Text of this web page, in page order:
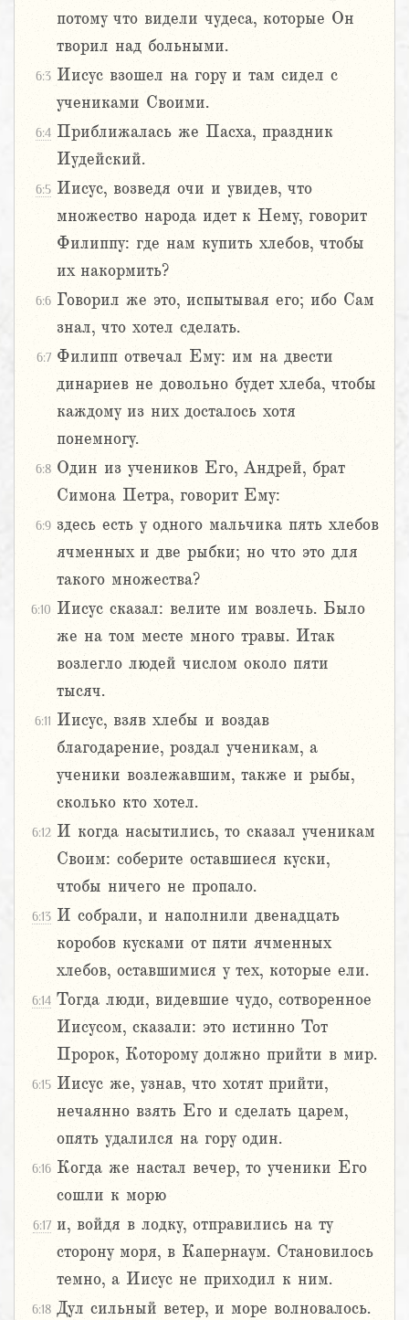
потому что видели чудеса, которые Он
творил над больными.
6:3 Иисус взошел на гору и там сидел с
учениками Своими.
6:4 Приближалась же Пасха, праздник
Иудейский.
6:5 Иисус, возведя очи и увидев, что
множество народа идет к Нему, говорит
Филиппу: где нам купить хлебов, чтобы
их накормить?
6:6 Говорил же это, испытывая его; ибо Сам
знал, что хотел сделать.
6:7 Филипп отвечал Ему: им на двести
динариев не довольно будет хлеба, чтобы
каждому из них досталось хотя
понемногу.
6:8 Один из учеников Его, Андрей, брат
Симона Петра, говорит Ему:
6:9 здесь есть у одного мальчика пять хлебов
ячменных и две рыбки; но что это для
такого множества?
6:10 Иисус сказал: велите им возлечь. Было
же на том месте много травы. Итак
возлегло людей числом около пяти
тысяч.
6:11 Иисус, взяв хлебы и воздав
благодарение, роздал ученикам, а
ученики возлежавшим, также и рыбы,
сколько кто хотел.
6:12 И когда насытились, то сказал ученикам
Своим: соберите оставшиеся куски,
чтобы ничего не пропало.
6:13 И собрали, и наполнили двенадцать
коробов кусками от пяти ячменных
хлебов, оставшимися у тех, которые ели.
6:14 Тогда люди, видевшие чудо, сотворенное
Иисусом, сказали: это истинно Тот
Пророк, Которому должно прийти в мир.
6:15 Иисус же, узнав, что хотят прийти,
нечаянно взять Его и сделать царем,
опять удалился на гору один.
6:16 Когда же настал вечер, то ученики Его
сошли к морю
6:17 и, войдя в лодку, отправились на ту
сторону моря, в Капернаум. Становилось
темно, а Иисус не приходил к ним.
6:18 Дул сильный ветер, и море волновалось.